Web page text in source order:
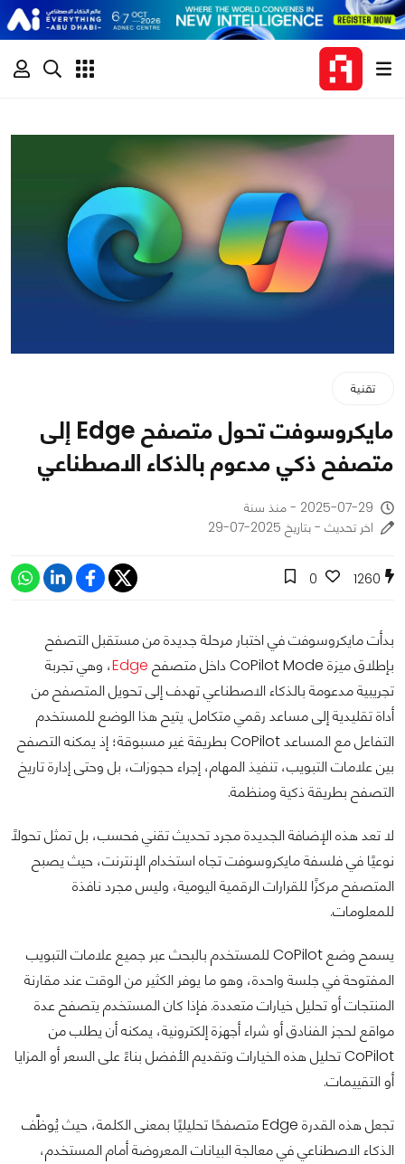
تقنية
مايكروسوفت تحول متصفح Edge إلى
متصفح ذكي مدعوم بالذكاء الاصطناعي
2025-07-29 - منذ سنة
اخر تحديث - بتاريخ 2025-07-29
1260
0
بدأت مايكروسوفت في اختبار مرحلة جديدة من مستقبل التصفح
بإطلاق ميزة CoPilot Mode داخل متصفح
Edge، وهي تجربة
تجريبية مدعومة بالذكاء الاصطناعي تهدف إلى تحويل المتصفح من
أداة تقليدية إلى مساعد رقمي متكامل. يتيح هذا الوضع للمستخدم
التفاعل مع المساعد CoPilot بطريقة غير مسبوقة؛ إذ يمكنه التصفح
بين علامات التبويب، تنفيذ المهام، إجراء حجوزات، بل وحتى إدارة تاريخ
التصفح بطريقة ذكية ومنظمة.
لا تعد هذه الإضافة الجديدة مجرد تحديث تقني فحسب، بل تمثل تحولًا
نوعيًا في فلسفة مايكروسوفت تجاه استخدام الإنترنت، حيث يصبح
المتصفح مركزًا للقرارات الرقمية اليومية، وليس مجرد نافذة
للمعلومات.
يسمح وضع CoPilot للمستخدم بالبحث عبر جميع علامات التبويب
المفتوحة في جلسة واحدة، وهو ما يوفر الكثير من الوقت عند مقارنة
المنتجات أو تحليل خيارات متعددة. فإذا كان المستخدم يتصفح عدة
مواقع لحجز الفنادق أو شراء أجهزة إلكترونية، يمكنه أن يطلب من
CoPilot تحليل هذه الخيارات وتقديم الأفضل بناءً على السعر أو المزايا
أو التقييمات.
تجعل هذه القدرة Edge متصفحًا تحليليًا بمعنى الكلمة، حيث يُوظَّف
الذكاء الاصطناعي في معالجة البيانات المعروضة أمام المستخدم،